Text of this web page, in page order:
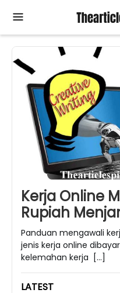
Mobile
Menu
Kerja Online
Rupiah
Panduan mengawali
jenis kerja online
kelemahan kerja […]
LATEST